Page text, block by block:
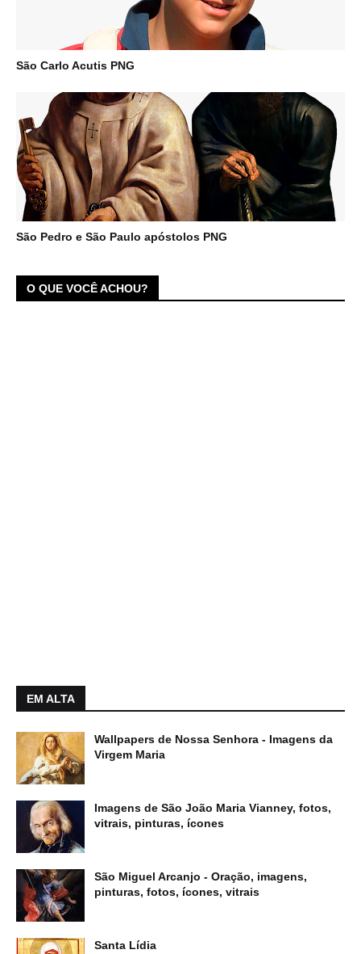
São Carlo Acutis PNG
São Pedro e São Paulo apóstolos PNG
O QUE VOCÊ ACHOU?
EM ALTA
Wallpapers de Nossa Senhora - Imagens da
Virgem Maria
Imagens de São João Maria Vianney, fotos,
vitrais, pinturas, ícones
São Miguel Arcanjo - Oração, imagens,
pinturas, fotos, ícones, vitrais
Santa Lídia